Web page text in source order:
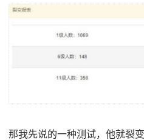
那我先说的一种测试，他就裂